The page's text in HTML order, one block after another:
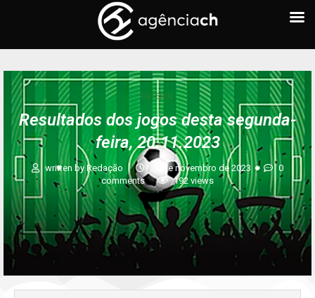
FUTEBOL
Resultados dos jogos desta segunda-
feira, 20.11.2023
written by Redação 20 de novembro de 2023
0
comments
192 views